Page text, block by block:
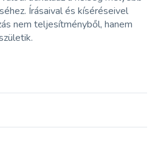
Írásaival és kíséréseivel
nem teljesítményből, hanem